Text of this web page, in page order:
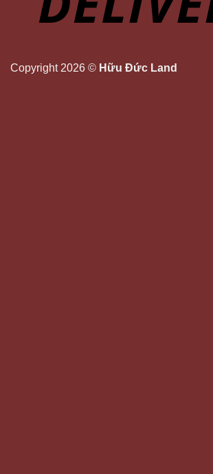
Copyright 2026 © Hữu Đức Land